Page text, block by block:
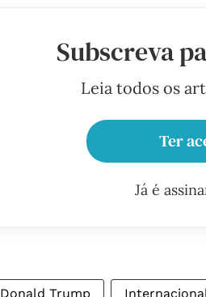
Subscreva
Leia todos os
Ter
Já é
Donald Trump